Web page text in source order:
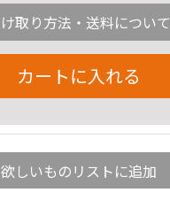
取り方法・送料について
カートに入れる
欲しいものリストに追加